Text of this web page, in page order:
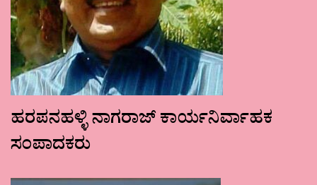
ಹರಪನಹಳ್ಳಿ ನಾಗರಾಜ್ ಕಾರ್ಯನಿರ್ವಾಹಕ
ಸಂಪಾದಕರು